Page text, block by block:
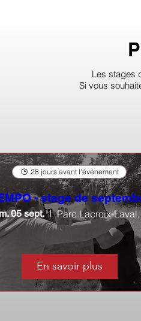
Les stages
Si vous
28 jours avant l'événement
- stage de
05 sept.
En savoir plus